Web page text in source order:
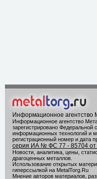
Информационное агентство
Информационное агентство
зарегистрировано Федеральной
информационных технологий и
регистрационный номер и дата
серия ИА № ФС 77 - 85704 от
Новости, аналитика, цены,
драгоценных металлов.
Использование открытых
гиперссылкой на MetalTorg.Ru
Мнение авторов материалов,